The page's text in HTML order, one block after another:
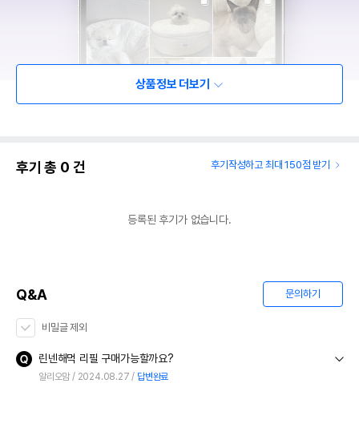
상품정보 더보기
후기 총 0 건 후기작성하고 최대 150점 받기
등록된 후기가 없습니다.
Q&A 문의하기
비밀글 제외
린넨해먹 리필 구매가능할까요?
알리오맘 2024.08.27 답변완료